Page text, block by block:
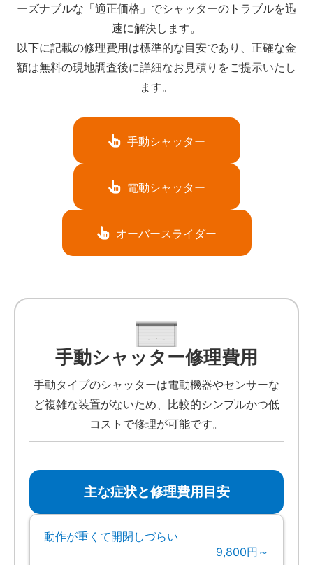
ーズナブルな「適正価格」でシャッターのトラブルを迅
速に解決します。
以下に記載の修理費用は標準的な目安であり、正確な金
額は無料の現地調査後に詳細なお見積りをご提示いたし
ます。
手動シャッター
電動シャッター
オーバースライダー
手動シャッター修理費用
手動タイプのシャッターは電動機器やセンサーな
ど複雑な装置がないため、比較的シンプルかつ低
コストで修理が可能です。
主な症状と修理費用目安
動作が重くて開閉しづらい
9,800円～